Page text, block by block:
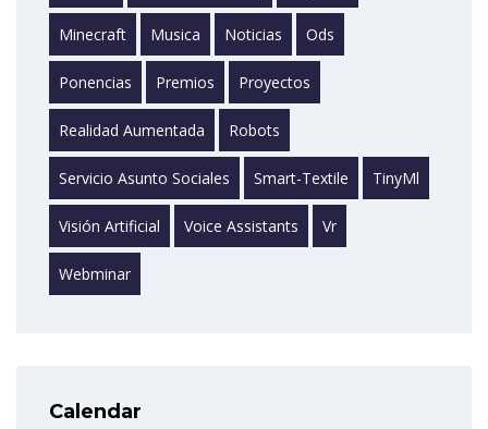
Minecraft Musica Noticias Ods
Ponencias Premios Proyectos
Realidad Aumentada Robots
Servicio Asunto Sociales Smart-Textile TinyMl
Visión Artificial Voice Assistants Vr
Webminar
Calendar